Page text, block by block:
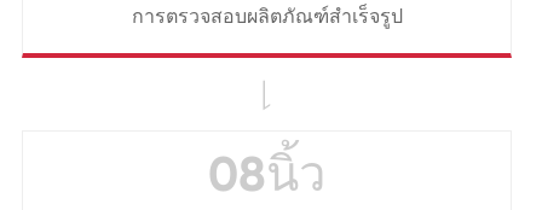
การตรวจสอบผลิตภัณฑ์สำเร็จรูป

08นิ้ว